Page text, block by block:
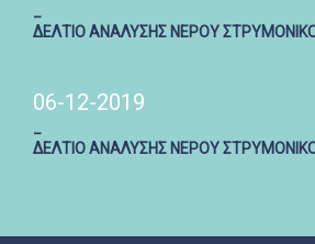
ΔΕΛΤΙΟ ΑΝΑΛΥΣΗΣ ΝΕΡΟΥ
06-12-2019
ΔΕΛΤΙΟ ΑΝΑΛΥΣΗΣ ΝΕΡΟΥ